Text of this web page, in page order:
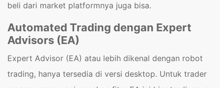
beli dari market platformnya juga bisa.
Automated Trading dengan Expert
Advisors (EA)
Expert Advisor (EA) atau lebih dikenal dengan robot
trading, hanya tersedia di versi desktop. Untuk trader